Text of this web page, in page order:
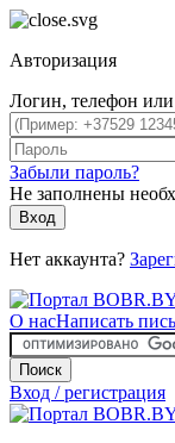
Авторизация
Логин, телефон или
Забыли пароль?
Не заполнены
Вход
Нет аккаунта?
О насНаписать
Поиск
Вход / регистрация